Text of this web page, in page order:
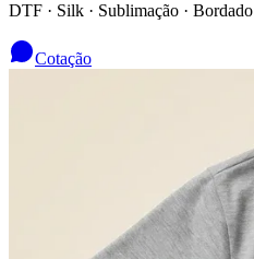
DTF · Silk · Sublimação · Bordado
Cotação